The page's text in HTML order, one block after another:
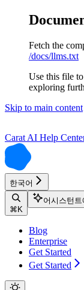
Fetch the
/docs/llms.txt
Use this file
exploring
Skip to main content
Carat AI Help
한국어
⌘ K
어시스턴트
Blog
Enterprise
Get Started
Get Started